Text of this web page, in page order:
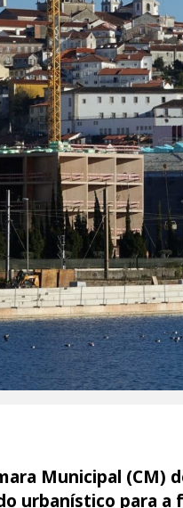
Municipal (CM)
urbanístico para a